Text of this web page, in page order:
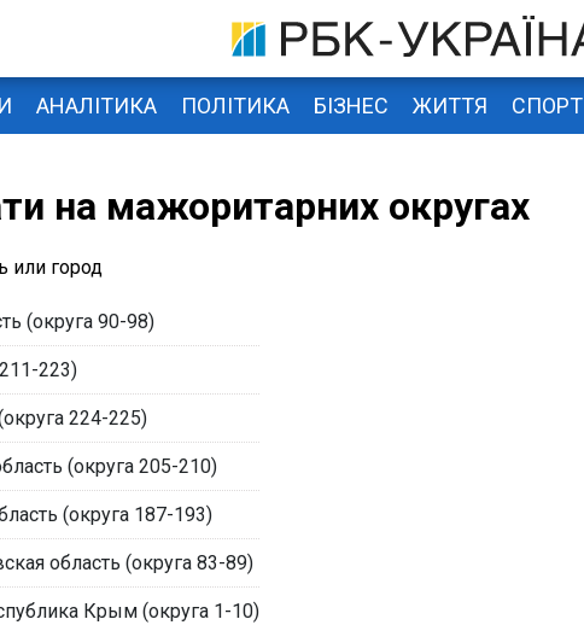
АНАЛІТИКА ПОЛІТИКА БІЗНЕС ЖИТТЯ СПОРТ
на мажоритарних округах
или город
(округа 90-98)
223)
224-225)
(округа 205-210)
(округа 187-193)
область (округа 83-89)
Крым (округа 1-10)